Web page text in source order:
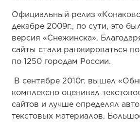
Официальный релиз
декабре 2009г., по сути, это
версия «Снежинска».
сайты стали ранжироваться
по 1250 городам России.
В сентябре 2010г. вышел
комплексно оценивал
сайтов и лучше определял
текстовых материалов.